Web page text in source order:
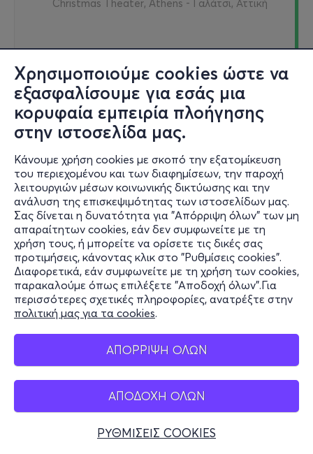
Χρησιμοποιούμε cookies ώστε να
εξασφαλίσουμε για εσάς μια
κορυφαία εμπειρία πλοήγησης
στην ιστοσελίδα μας.
Κάνουμε χρήση cookies με σκοπό την εξατομίκευση
του περιεχομένου και των διαφημίσεων, την παροχή
λειτουργιών μέσων κοινωνικής δικτύωσης και την
ανάλυση της επισκεψιμότητας των ιστοσελίδων μας.
Σας δίνεται η δυνατότητα για "Απόρριψη όλων" των μη
απαραίτητων cookies, εάν δεν συμφωνείτε με τη
χρήση τους, ή μπορείτε να ορίσετε τις δικές σας
προτιμήσεις, κάνοντας κλικ στο "Ρυθμίσεις cookies".
Διαφορετικά, εάν συμφωνείτε με τη χρήση των cookies,
παρακαλούμε όπως επιλέξετε "Αποδοχή όλων".Για
περισσότερες σχετικές πληροφορίες, ανατρέξτε στην
πολιτική μας για τα cookies.
ΑΠΟΡΡΙΨΗ ΟΛΩΝ
ΑΠΟΔΟΧΗ ΟΛΩΝ
ΡΥΘΜΙΣΕΙΣ COOKIES
Christmas Theater, Athens - Γαλάτσι, Αττική
Εισιτήρια
Σαβ, 16/1/27
20:30
MANIA The ABBA Tribute show
Λεωφ. Βεΐκου 139
Christmas Theater, Athens - Γαλάτσι, Αττική
Εισιτήρια